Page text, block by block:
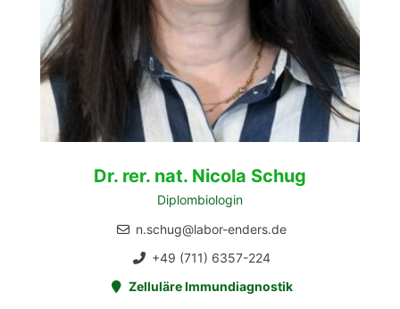
Dr. rer. nat. Nicola Schug
Diplombiologin
n.schug@labor-enders.de
+49 (711) 6357-224
Zelluläre Immundiagnostik